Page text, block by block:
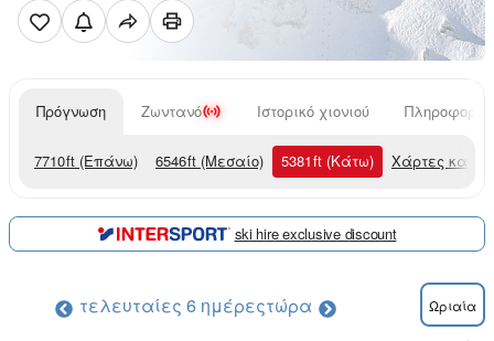
Πρόγνωση Ζωντανό Ιστορικό χιονιού
7710ft (Επάνω) 6546ft (Μεσαίο) 5381ft (Κάτω) Χάρτες
ski hire exclusive discount
τελευταίες 6 ημέρεςτώρα Ωριαία